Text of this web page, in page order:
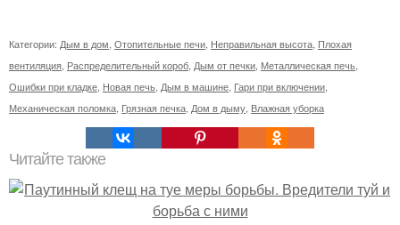
Категории: Дым в дом Отопительные печи Неправильная высота Плохая
вентиляция Распределительный короб Дым от печки Металлическая печь
Ошибки при кладке Новая печь Дым в машине Гари при включении
Механическая поломка Грязная печка Дом в дыму Влажная уборка
Читайте также